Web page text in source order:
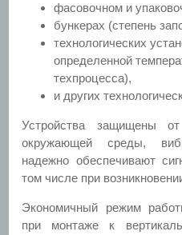
фасовочном и
бункерах (степень
технологических
определенной
техпроцесса),
и других
Устройства защищены от
окружающей среды,
надежно обеспечивают
том числе при
Экономичный режим
при монтаже к